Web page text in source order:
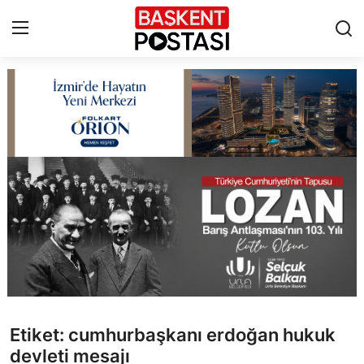
Çerez Politikası
Künye
Ankara
TBMM
Cumhurbaşkanlığı
Etiket: cumhurbaşkanı erdoğan hukuk
devleti mesajı